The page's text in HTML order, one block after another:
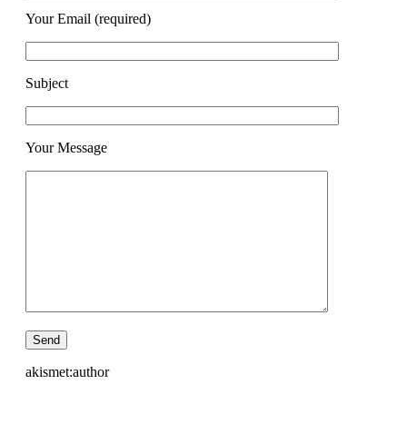
Your Email (required)
Subject
Your Message
akismet:author